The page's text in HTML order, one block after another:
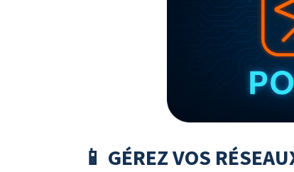
📱 GÉREZ VOS